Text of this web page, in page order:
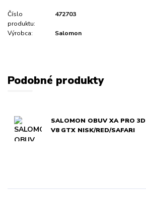
Číslo
produktu:
472703
Výrobca: Salomon
Podobné produkty
SALOMON OBUV XA PRO 3D
V8 GTX NISK/RED/SAFARI